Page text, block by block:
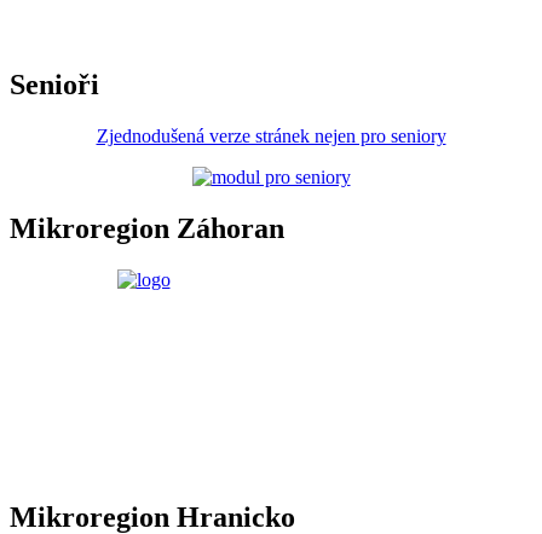
Senioři
Zjednodušená verze stránek nejen pro seniory
Mikroregion Záhoran
Mikroregion Hranicko